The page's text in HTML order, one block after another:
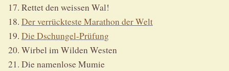
17. Rettet den weissen Wal!
18. Der verrückteste Marathon der Welt
19. Die Dschungel-Prüfung
20. Wirbel im Wilden Westen
21. Die namenlose Mumie